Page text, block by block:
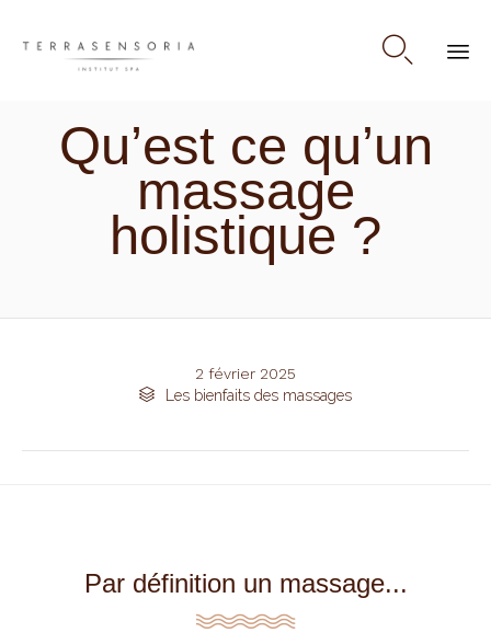

content
Qu’est ce qu’un
massage
holistique ?
2 février 2025
 Category
Les bienfaits des massages
Par définition un massage...